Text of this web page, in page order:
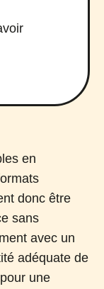
en
donc être
sans
avec un
adéquate de
une